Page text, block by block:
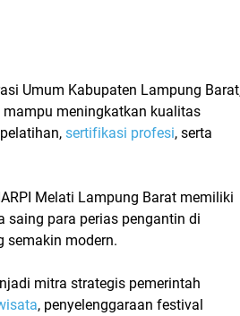
Umum Kabupaten Lampung
mampu meningkatkan kualitas
sertifikasi profesi, serta
Melati Lampung Barat memiliki
saing para perias pengantin di
semakin modern.
mitra strategis pemerintah
, penyelenggaraan festival